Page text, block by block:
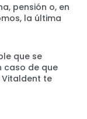
pensión o, en
la última
que se
caso de que
Vitaldent te